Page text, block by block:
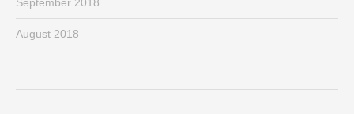
August 2018